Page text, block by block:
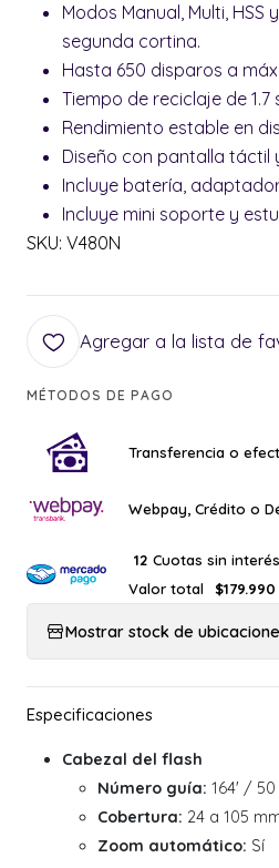
Modos Manual, Multi, HSS
segunda cortina.
Hasta 650 disparos a
Tiempo de reciclaje de 1.7
Rendimiento estable en
Diseño con pantalla táctil
Incluye batería,
Incluye mini soporte y
SKU: V480N
Agregar a la lista de
MÉTODOS DE PAGO
Transferencia o
Webpay, Crédito o
12 Cuotas sin
Valor total
$179.990
Mostrar stock de
Cabezal del flash
Número guía: 164' / 50
Cobertura: 24 a 105
Zoom automático: Sí